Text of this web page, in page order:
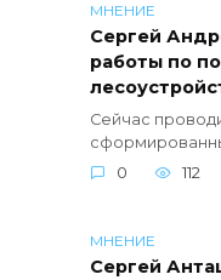
МНЕНИЕ
Сергей
работы по
Сейчас
0
112
МНЕНИЕ
Сергей